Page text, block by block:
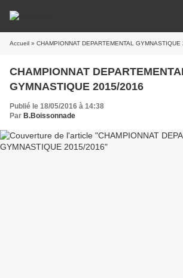
Accueil » CHAMPIONNAT DEPARTEMENTAL
CHAMPIONNAT
GYMNASTIQUE 2015/2016
Publié le 18/05/2016 à 14:38
Par B.Boissonnade